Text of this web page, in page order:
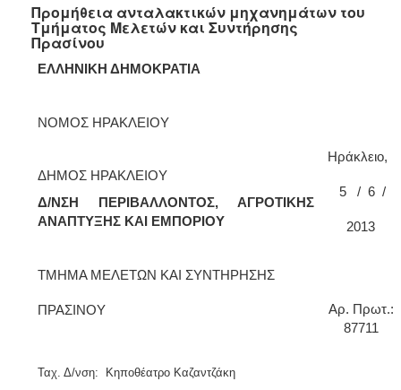
2022
2015
ΕΠΙΣΚΕΠΤΗΣ
Προμήθεια ανταλακτικών μηχανημάτων του
Τμήματος Μελετών και Συντήρησης
Πρασίνου
ΕΛΛΗΝΙΚΗ ΔΗΜΟΚΡΑΤΙΑ
ΝΟΜΟΣ ΗΡΑΚΛΕΙΟΥ
ΔΗΜΟΣ ΗΡΑΚΛΕΙΟΥ
Δ/ΝΣΗ ΠΕΡΙΒΑΛΛΟΝΤΟΣ, ΑΓΡΟΤΙΚΗΣ
ΑΝΑΠΤΥΞΗΣ ΚΑΙ ΕΜΠΟΡΙΟΥ
ΤΜΗΜΑ ΜΕΛΕΤΩΝ ΚΑΙ ΣΥΝΤΗΡΗΣΗΣ
ΠΡΑΣΙΝΟΥ
Ταχ. Δ/νση: Κηποθέατρο Καζαντζάκη
Ηράκλειο,
5 / 6 /
2013
Aρ. Πρωτ.:
87711